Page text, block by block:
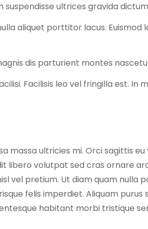
suspendisse ultrices gravida
aliquet porttitor lacus. Euismod
dis parturient montes
Facilisis leo vel fringilla est.
massa ultricies mi. Orci sagittis
libero volutpat sed cras ornare
vel pretium. Ut diam quam nulla
felis imperdiet. Aliquam
habitant morbi tristique